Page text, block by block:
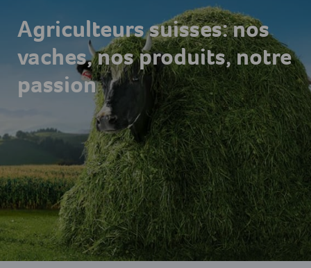
Agriculteurs suisses: nos
vaches, nos produits, notre
passion